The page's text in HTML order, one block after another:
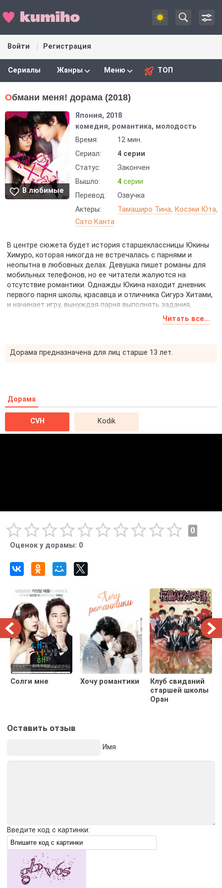
Войти Регистрация
Сериалы Жанры Меню ТОП
Обмани меня! дорама (2018)
В любимые
Япония, 2018
комедия, романтика, молодость
Время:
12 мин.
Сериал:
4 серии
Статус:
Закончен
Вышло:
4серии
Перевод:
Озвучка
Актеры:
Тамаширо Тина
Косэки Юта
Сато Канта
В центре сюжета будет история старшеклассницы Юкины
Химуро, которая никогда не встречалась с парнями и
неопытна в любовных делах. Девушка пишет романы для
мобильных телефонов, но ее читатели жалуются на
отсутствие романтики. Однажды Юкина находит дневник
первого парня школы, красавца и отличника Сигурэ Хитами,
и начинает игру, вынуждая парня выполнять задания,
чтобы получить материал для своих романов.Читать все...
Дорама предназначена для лиц старше 13 лет.
Дорама
CVH Kodik
0
Оценок у дорамы: 0
Солги мне Хочу романтики
Клуб свиданий
старшей школы
Оран
Оставить отзыв
Имя
Введите код с картинки: